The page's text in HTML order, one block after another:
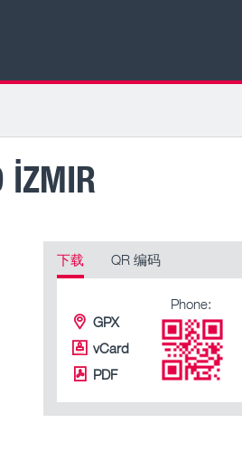
İZMIR
下载 QR 编码
GPX
vCard
PDF
Phone: